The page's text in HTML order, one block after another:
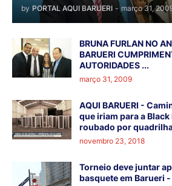
by PORTAL AQUI BARUERI - março 31,
BRUNA FURLAN NO
BARUERI
AUTORIDADES ...
março 31, 2009
AQUI BARUERI -
que iriam para a Black
roubado por
novembro 23, 2018
Torneio deve juntar
basquete em Barueri -